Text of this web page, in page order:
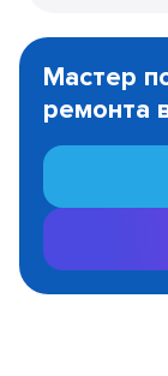
1
Мастер
ремонта